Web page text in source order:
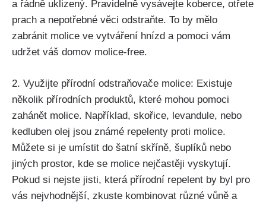
​a řádně uklizený. Pravidelně vysávejte koberce, otřete
prach a nepotřebné věci odstraňte. ⁤To by mělo
‍zabránit molice ve vytváření hnízd‌ a ‍pomoci vám
udržet váš ​domov molice-free.
2. Využijte přírodní odstraňovače molice: Existuje
několik přírodních produktů,‍ které mohou pomoci
zahánět molice. Například, skořice, levandule, nebo
kedluben olej‌ jsou známé repelenty proti molice.
Můžete si je‍ umístit do šatní skříně, šuplíků nebo
jiných prostor, kde se ⁢molice nejčastěji vyskytují.
Pokud si nejste jisti, která přírodní repelent by byl pro
vás nejvhodnější,⁢ zkuste kombinovat různé vůně‍ a